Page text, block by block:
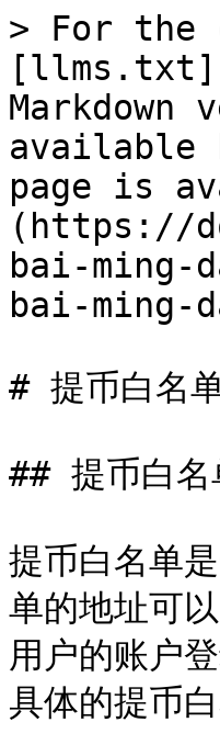
> For the
Markdown
available
page is
(https://
bai-
bai-ming-
# 提币白名
## 提币白名
提币白名单
单的地址可
用户的账户
具体的提币